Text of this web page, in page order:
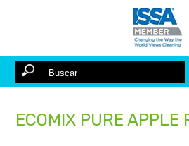
ECOMIX PURE APPLE